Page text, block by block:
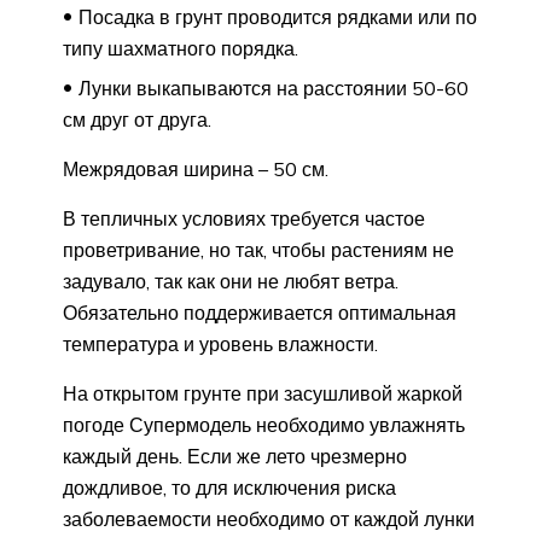
Посадка в грунт проводится рядками или по
типу шахматного порядка.
Лунки выкапываются на расстоянии 50-60
см друг от друга.
Межрядовая ширина – 50 см.
В тепличных условиях требуется частое
проветривание, но так, чтобы растениям не
задувало, так как они не любят ветра.
Обязательно поддерживается оптимальная
температура и уровень влажности.
На открытом грунте при засушливой жаркой
погоде Супермодель необходимо увлажнять
каждый день. Если же лето чрезмерно
дождливое, то для исключения риска
заболеваемости необходимо от каждой лунки